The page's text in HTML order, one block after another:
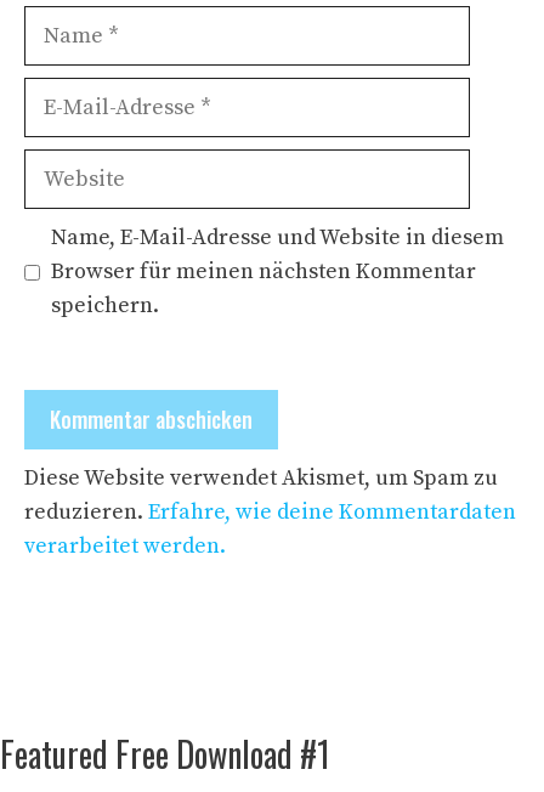
Name
Website
Name, E-Mail-Adresse und Website in diesem
Browser für meinen nächsten Kommentar
speichern.
Diese Website verwendet Akismet, um Spam zu
reduzieren. Erfahre, wie deine Kommentardaten
verarbeitet werden.
Featured Free Download #1